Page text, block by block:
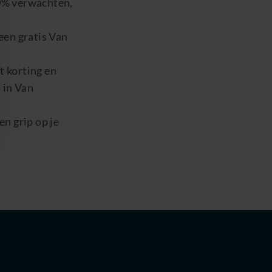
gratis Van
korting en
Van
grip op je